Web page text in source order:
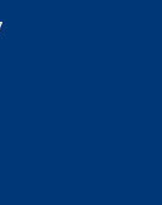
17